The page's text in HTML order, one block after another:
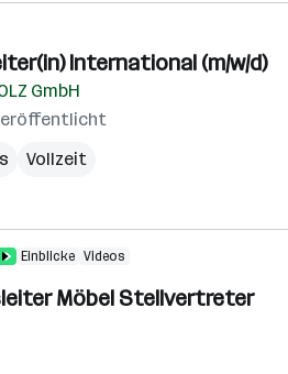
International (m/w/d)
GmbH
Vollzeit
Einblicke Videos
Möbel Stellvertreter